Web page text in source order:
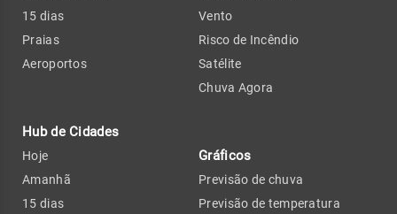
15 dias
Praias
Aeroportos
Hub de Cidades
Hoje
Amanhã
15 dias
Vento
Risco de Incêndio
Satélite
Chuva Agora
Gráficos
Previsão de chuva
Previsão de temperatura